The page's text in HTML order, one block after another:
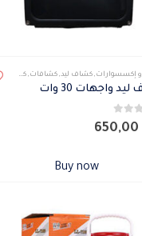
إكسسوارات , كشاف ليد, كشافات , كشافات خارجى
واجهات 30 وات
650,00
Buy now